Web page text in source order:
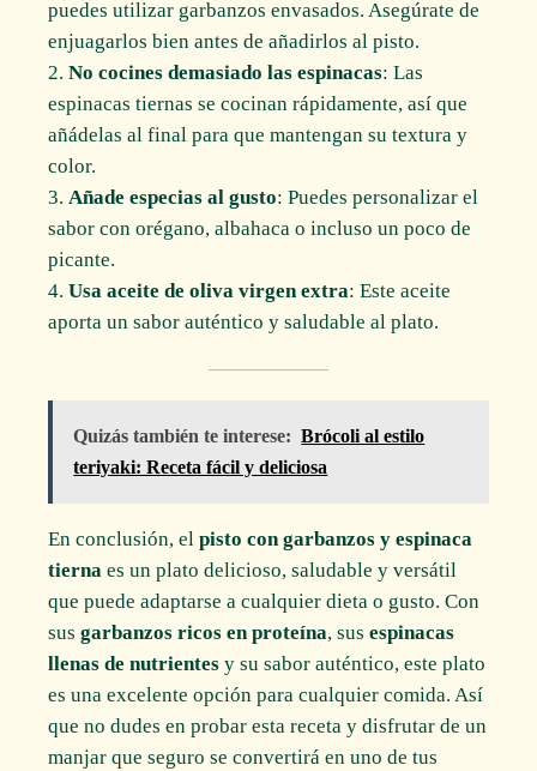
puedes utilizar garbanzos envasados. Asegúrate de
enjuagarlos bien antes de añadirlos al pisto.
No cocines demasiado las espinacas: Las
espinacas tiernas se cocinan rápidamente, así que
añádelas al final para que mantengan su textura y
color.
Añade especias al gusto: Puedes personalizar el
sabor con orégano, albahaca o incluso un poco de
picante.
Usa aceite de oliva virgen extra: Este aceite
aporta un sabor auténtico y saludable al plato.
Quizás también te interese: Brócoli al estilo
teriyaki: Receta fácil y deliciosa
En conclusión, elpisto con garbanzos y espinaca
tierna es un plato delicioso, saludable y versátil
que puede adaptarse a cualquier dieta o gusto. Con
susgarbanzos ricos en proteína, susespinacas
llenas de nutrientes y su sabor auténtico, este plato
es una excelente opción para cualquier comida. Así
que no dudes en probar esta receta y disfrutar de un
manjar que seguro se convertirá en uno de tus